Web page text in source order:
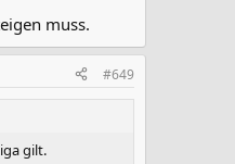
muss.
#649
gilt.